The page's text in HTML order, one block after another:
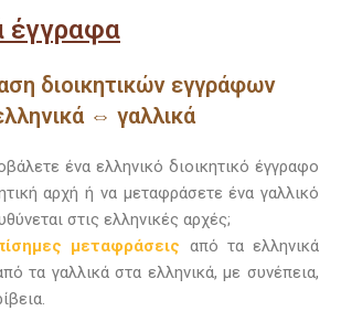
έγγραφα
διοικητικών εγγράφων
⇔ γαλλικά
ένα ελληνικό διοικητικό έγγραφο
αρχή ή να μεταφράσετε ένα γαλλικό
στις ελληνικές αρχές;
μεταφράσεις από τα ελληνικά
τα γαλλικά στα ελληνικά, με συνέπεια,